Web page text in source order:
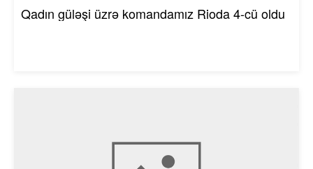
Qadın güləşi üzrə komandamız Rioda 4-cü oldu